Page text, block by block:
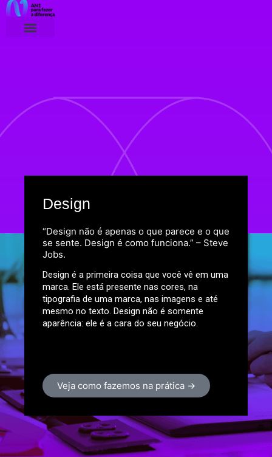
Design
“Design não é apenas o que parece e o que
se sente. Design é como funciona.” – Steve
Jobs.
Design é a primeira coisa que você vê em uma
marca. Ele está presente nas cores, na
tipografia de uma marca, nas imagens e até
mesmo no texto. Design não é somente
aparência: ele é a cara do seu negócio.
Veja como fazemos na prática →